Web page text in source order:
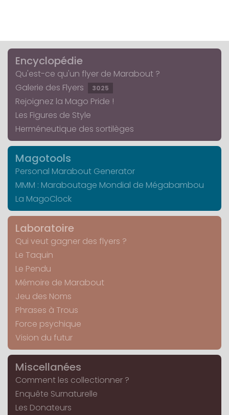
Encyclopédie
Qu'est-ce qu'un flyer de Marabout ?
Galerie des Flyers
3025
Rejoignez la Mago Pride !
Les Figures de Style
Herméneutique des sortilèges
Magotools
Personal Marabout Generator
MMM : Maraboutage Mondial de Mégabambou
La MagoClock
Laboratoire
Qui veut gagner des flyers ?
Le Taquin
Le Pendu
Mémoire de Marabout
Jeu des Noms
Phrases à Trous
Force psychique
Vision du futur
Miscellanées
Comment les collectionner ?
Enquête Surnaturelle
Les Donateurs